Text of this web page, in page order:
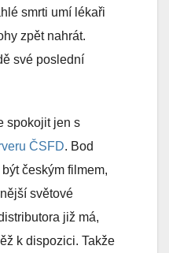
smrti umí lékaři
zpět nahrát.
své poslední
spokojit jen s
ČSFD. Bod
českým filmem,
světové
již má,
k dispozici. Takže